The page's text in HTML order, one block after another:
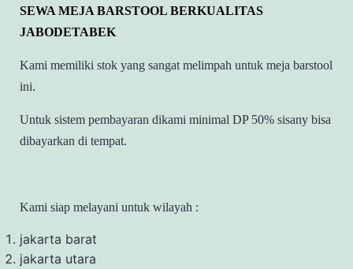
SEWA MEJA BARSTOOL BERKUALITAS
JABODETABEK
Kami memiliki stok yang sangat melimpah untuk meja barstool
ini.
Untuk sistem pembayaran dikami minimal DP 50% sisany bisa
dibayarkan di tempat.
Kami siap melayani untuk wilayah :
jakarta barat
jakarta utara